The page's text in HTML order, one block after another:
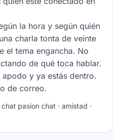
la hora y según quién
charla tonta de veinte
el tema engancha. No
de qué toca hablar.
y ya estás dentro.
de correo.
pasion chat · amistad ·